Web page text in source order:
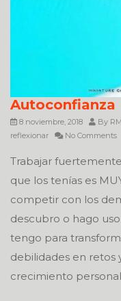
Autoconfianza
8 noviembre, 2018 By
reflexionar
No Comments
Trabajar
que los tenías es
competir con los
descubro o hago
tengo para
debilidades en retos
crecimiento